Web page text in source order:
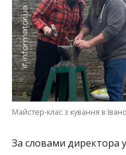
Майстер-клас з кування в
За словами директора